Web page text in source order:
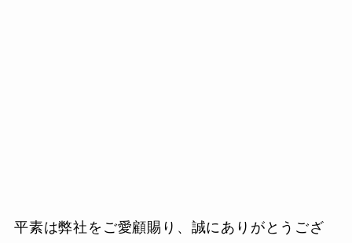
平素は弊社をご愛顧賜り、誠にありがとうござ